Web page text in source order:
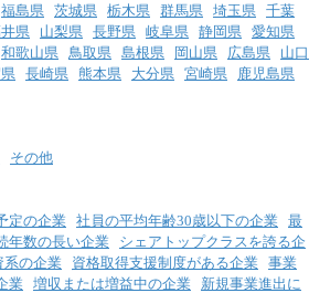
福島県 茨城県 栃木県 群馬県 埼玉県
千葉
県 山梨県 長野県 岐阜県 静岡県
愛知県
和歌山県 鳥取県 島根県 岡山県 広島県
山口
長崎県 熊本県 大分県 宮崎県
鹿児島県
その他
定の企業 社員の平均年齢30歳以下の企業 最
年数の長い企業
シェアトップクラスを誇る企
系の企業 資格取得支援制度がある企業 事業
業 増収または増益中の企業
新規事業進出に